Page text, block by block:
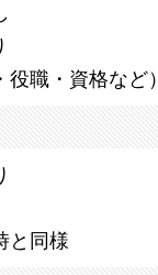
役職・資格など）
と同様